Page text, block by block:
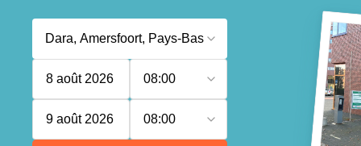
8 août 2026 08:00
9 août 2026 08:00